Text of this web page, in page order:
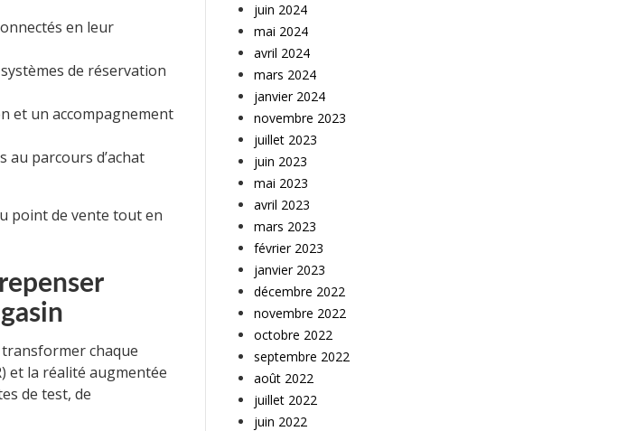
en leur
de réservation
et un accompagnement
parcours d’achat
point de vente tout en
chaque
et la réalité augmentée
de test, de
juin 2024
mai 2024
avril 2024
mars 2024
janvier 2024
novembre 2023
juillet 2023
juin 2023
mai 2023
avril 2023
mars 2023
février 2023
janvier 2023
décembre 2022
novembre 2022
octobre 2022
septembre 2022
août 2022
juillet 2022
juin 2022